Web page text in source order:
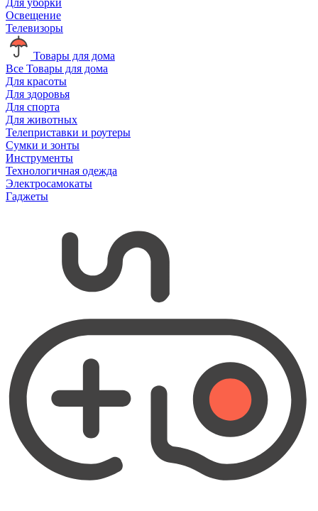
Освещение
Телевизоры
Товары для дома
Все Товары для дома
Для красоты
Для здоровья
Для спорта
Для животных
Телеприставки и роутеры
Сумки и зонты
Инструменты
Технологичная одежда
Электросамокаты
Гаджеты